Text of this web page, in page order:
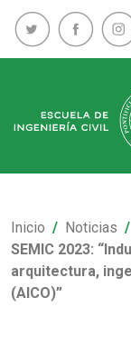
Inicio
Noticias
SEMIC 2023:
arquitectura,
(AICO)”